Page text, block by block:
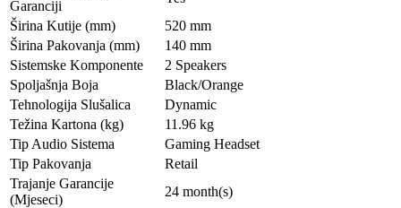
Garanciji
Širina Kutije (mm)
520 mm
Širina Pakovanja (mm)
140 mm
Sistemske Komponente
2 Speakers
Spoljašnja Boja
Black/Orange
Tehnologija Slušalica
Dynamic
Težina Kartona (kg)
11.96 kg
Tip Audio Sistema
Gaming Headset
Tip Pakovanja
Retail
Trajanje Garancije
(Mjeseci)
24 month(s)